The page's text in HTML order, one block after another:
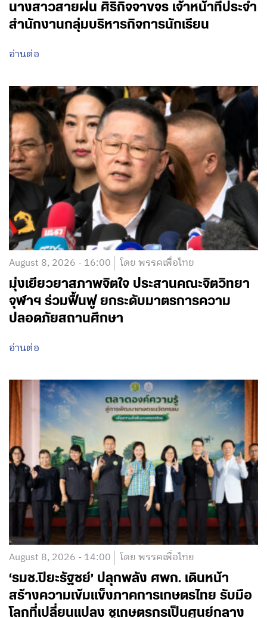
นางสาวสายฝน ศิริกิจจาขจร เจ้าหน้าที่ประจำ
สำนักงานกลุ่มบริหารกิจการนักเรียน
อ่านต่อ
August 8, 2026 - 16:00 โดย พรรคเพื่อไทย
มุ่งเยียวยาสภาพจิตใจ ประสานคณะจิตวิทยา
จุฬาฯ ร่วมฟื้นฟู ยกระดับมาตรการความ
ปลอดภัยสถานศึกษา
อ่านต่อ
August 8, 2026 - 14:00 โดย พรรคเพื่อไทย
‘รมช.ปิยะรัฐชย์’ ปลุกพลัง ศพก. เดินหน้า
สร้างความเข้มแข็งภาคการเกษตรไทย รับมือ
โลกที่เปลี่ยนแปลง ชูเกษตรกรเป็นศูนย์กลาง